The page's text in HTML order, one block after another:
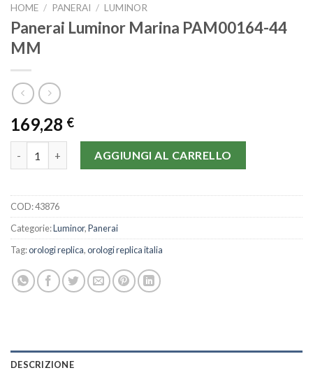
HOME / PANERAI / LUMINOR
Panerai Luminor Marina PAM00164-44
MM
169,28 €
AGGIUNGI AL CARRELLO
COD:43876
Categorie:Luminor,Panerai
Tag:orologi replica,orologi replica italia
DESCRIZIONE